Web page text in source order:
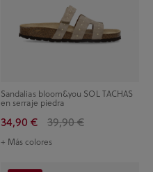
Sandalias bloom&you SOL TACHAS
en serraje piedra
34,90 € 39,90 €
+ Más colores